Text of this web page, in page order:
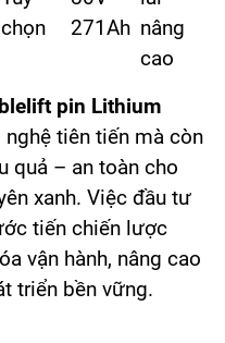
chọn
271Ah nâng
cao
pin Lithium
tiên tiến mà còn
quả – an toàn cho
xanh. Việc đầu tư
tiến chiến lược
vận hành, nâng cao
triển bền vững.